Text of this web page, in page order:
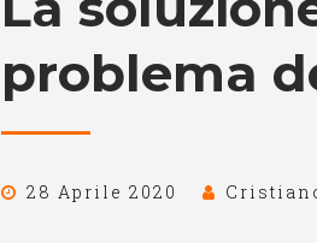
problema
28 Aprile 2020